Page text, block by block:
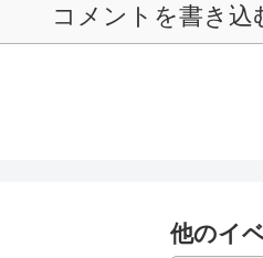
コメントを書き込
他のイ